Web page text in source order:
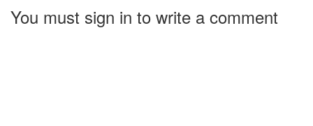
You must sign in to write a comment